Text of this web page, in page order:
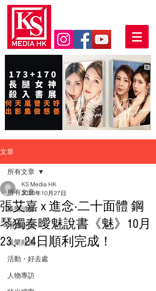
文章
所有文章
娛樂頭條
潮流生活
音樂頻道
活動・好去處
人物專訪
所有文章
張艾嘉 x 進念‧二十面體 鋼
琴獨奏曖魅說書《魅》10月
23、24日順利完成！
KS Media HK
2020年10月27日